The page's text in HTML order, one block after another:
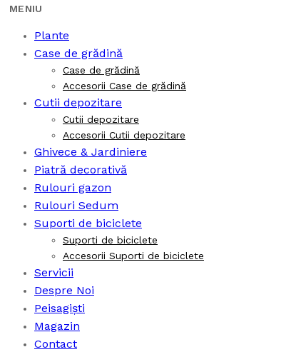
Plante
Case de grădină
Case de grădină
Accesorii Case de grădină
Cutii depozitare
Cutii depozitare
Accesorii Cutii depozitare
Ghivece & Jardiniere
Piatră decorativă
Rulouri gazon
Rulouri Sedum
Suporti de biciclete
Suporti de biciclete
Accesorii Suporti de biciclete
Servicii
Despre Noi
Peisagiști
Magazin
Contact